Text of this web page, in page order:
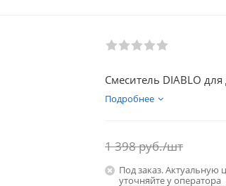
Смеситель DIABLO
Подробнее
1 398руб./шт
Под заказ. Актуальную
уточняйте у оператора